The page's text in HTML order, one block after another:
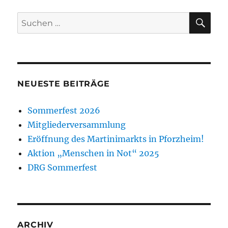
Suche
nach:
NEUESTE BEITRÄGE
Sommerfest 2026
Mitgliederversammlung
Eröffnung des Martinimarkts in Pforzheim!
Aktion „Menschen in Not“ 2025
DRG Sommerfest
ARCHIV